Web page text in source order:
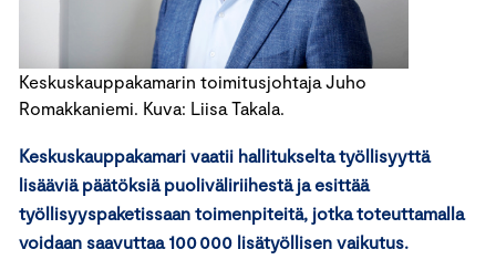
Keskuskauppakamarin toimitusjohtaja Juho
Romakkaniemi. Kuva: Liisa Takala.
Keskuskauppakamari vaatii hallitukselta työllisyyttä
lisääviä päätöksiä puoliväliriihestä ja esittää
työllisyyspaketissaan toimenpiteitä, jotka toteuttamalla
voidaan saavuttaa 100 000 lisätyöllisen vaikutus.